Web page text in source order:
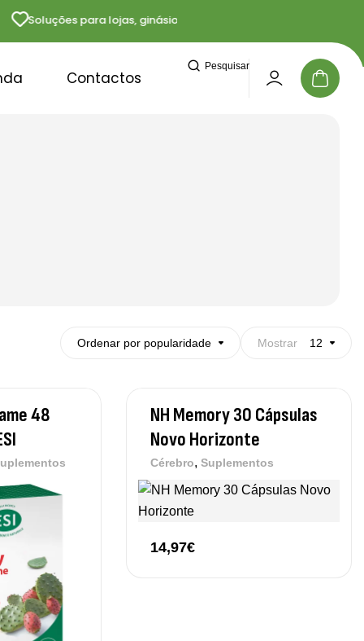
Soluções para lojas, ginásios e profissionais
Contactos
Pesquisar
Ordenar por popularidade Mostrar 12
48
NH Memory 30 Cápsulas
Novo Horizonte
Cérebro, Suplementos
14,97€